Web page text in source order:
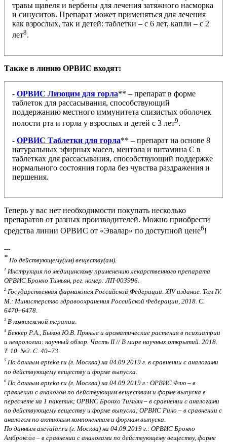
травы щавеля и вербены для лечения затяжного насморка
и синуситов. Препарат может применяться для лечения
как взрослых, так и детей: таблетки – с 6 лет, капли – с 2
лет8.
Также в линию ОРВИС входят:
- ОРВИС Лизоцим для горла** – препарат в форме
таблеток для рассасывания, способствующий
поддержанию местного иммунитета слизистых оболочек
полости рта и горла у взрослых и детей с 3 лет9.
- ОРВИС Таблетки для горла** – препарат на основе 8
натуральных эфирных масел, ментола и витамина С в
таблетках для рассасывания, способствующий поддержке
нормального состояния горла без чувства раздражения и
першения.
Теперь у вас нет необходимости покупать несколько
препаратов от разных производителей. Можно приобрести
средства линии ОРВИС от «Эвалар» по доступной цене6!
---
* По действующему(им) веществу(ам).
1 Инструкция по медицинскому применению лекарственного препарата
ОРВИС Бронхо Тимьян, рег. номер: ЛП-003996.
2 Государственная фармакопея Российской Федерации. XIV издание. Том IV.
М.: Министерство здравоохранения Российской Федерации, 2018. С.
6470–6478.
3 В комплексной терапии.
4 Беккер Р.А., Быков Ю.В. Пряные и ароматические растения в психиатрии
и неврологии: научный обзор. Часть II // В мире научных открытий. 2018.
Т. 10. №2. С. 40–73.
5 По данным apteka.ru (г. Москва) на 04.09.2019 г. в сравнении с аналогами
по действующему веществу и форме выпуска.
6 По данным apteka.ru (г. Москва) на 04.09.2019 г.: ОРВИС Флю – в
сравнении с аналогом по действующим веществам и форме выпуска в
пересчете на 1 пакетик; ОРВИС Бронхо Тимьян – в сравнении с аналогами
по действующему веществу и форме выпуска; ОРВИС Рино – в сравнении с
аналогом по активным компонентам и формам выпуска.
По данным asevalar.ru (г. Москва) на 04.09.2019 г.: ОРВИС Бронхо
Амброксол – в сравнении с аналогами по действующему веществу, форме